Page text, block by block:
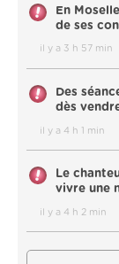
En
de ses
il y a 3 h 57 min
Des
dès
il y a 4 h 1 min
Le
vivre une
il y a 4 h 2 min